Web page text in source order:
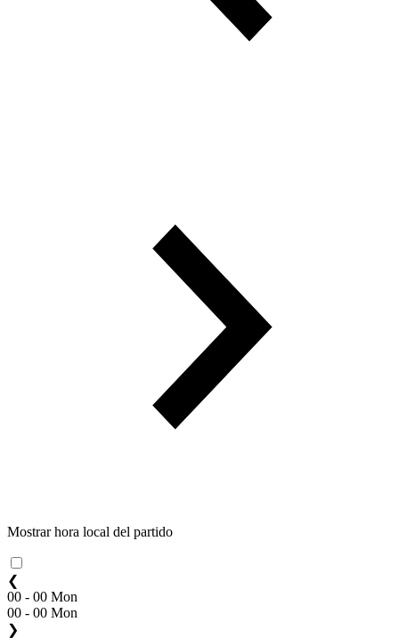
Mostrar hora local del partido
❮
00 - 00 Mon
00 - 00 Mon
❯